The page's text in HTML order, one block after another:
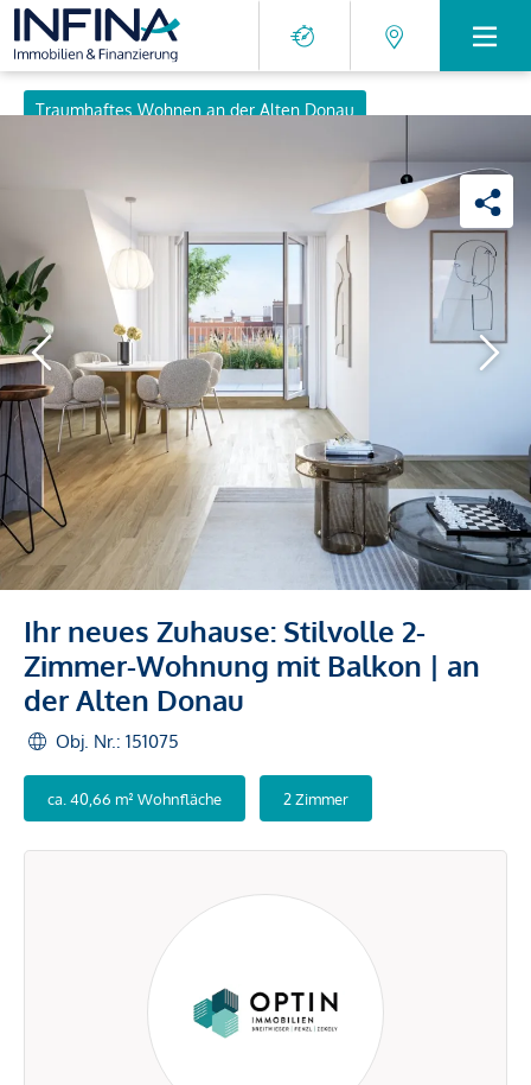
Traumhaftes Wohnen an der Alten Donau
Ihr neues Zuhause: Stilvolle 2-
Zimmer-Wohnung mit Balkon | an
der Alten Donau
Obj. Nr.: 151075
ca. 40,66 m² Wohnfläche 2 Zimmer